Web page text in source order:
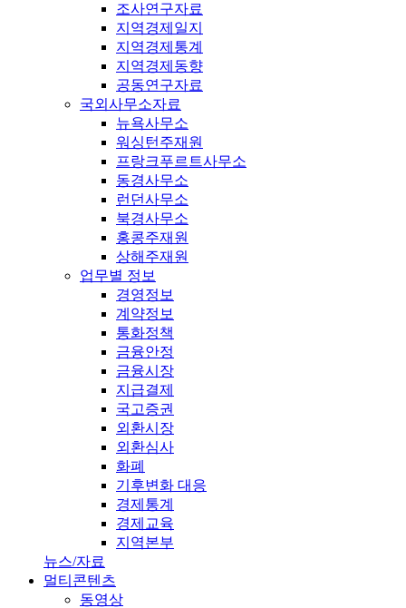
조사연구자료
지역경제일지
지역경제통계
지역경제동향
공동연구자료
국외사무소자료
뉴욕사무소
워싱턴주재원
프랑크푸르트사무소
동경사무소
런던사무소
북경사무소
홍콩주재원
상해주재원
업무별 정보
경영정보
계약정보
통화정책
금융안정
금융시장
지급결제
국고증권
외환시장
외환심사
화폐
기후변화 대응
경제통계
경제교육
지역본부
뉴스/자료
멀티콘텐츠
동영상